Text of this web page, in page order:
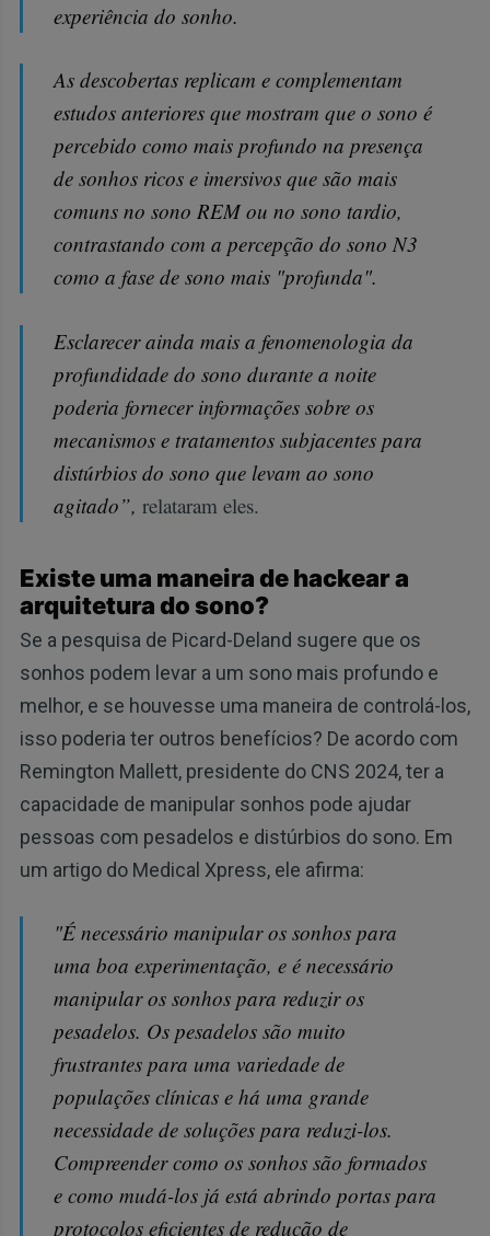
experiência do sonho.
As descobertas replicam e complementam
estudos anteriores que mostram que o sono é
percebido como mais profundo na presença
de sonhos ricos e imersivos que são mais
comuns no sono REM ou no sono tardio,
contrastando com a percepção do sono N3
como a fase de sono mais "profunda".
Esclarecer ainda mais a fenomenologia da
profundidade do sono durante a noite
poderia fornecer informações sobre os
mecanismos e tratamentos subjacentes para
distúrbios do sono que levam ao sono
agitado”, relataram eles.
Existe uma maneira de hackear a
arquitetura do sono?
Se a pesquisa de Picard-Deland sugere que os
sonhos podem levar a um sono mais profundo e
melhor, e se houvesse uma maneira de controlá-los,
isso poderia ter outros benefícios? De acordo com
Remington Mallett, presidente do CNS 2024, ter a
capacidade de manipular sonhos pode ajudar
pessoas com pesadelos e distúrbios do sono. Em
um artigo do Medical Xpress, ele afirma:
"É necessário manipular os sonhos para
uma boa experimentação, e é necessário
manipular os sonhos para reduzir os
pesadelos. Os pesadelos são muito
frustrantes para uma variedade de
populações clínicas e há uma grande
necessidade de soluções para reduzi-los.
Compreender como os sonhos são formados
e como mudá-los já está abrindo portas para
protocolos eficientes de redução de